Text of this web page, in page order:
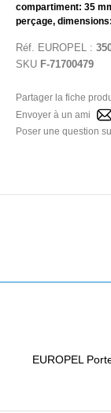
compartiment: 35
perçage,
Réf. EUROPEL:
SKU F-71700479
Partager la fiche
Envoyer à un ami
Poser une question
EUROPEL